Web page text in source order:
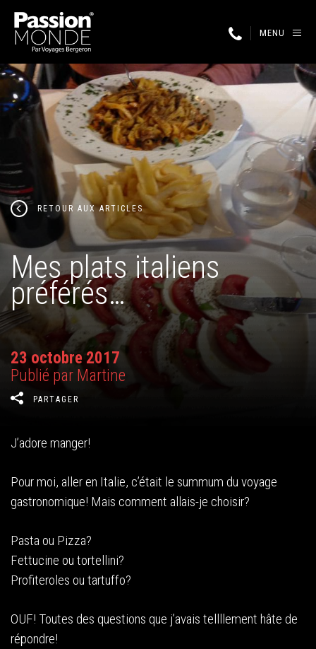
MENU
RETOUR AUX ARTICLES
Mes plats italiens
préférés…
23 octobre 2017
Publié par Martine
PARTAGER
J’adore manger!
Pour moi, aller en Italie, c’était le summum du voyage
gastronomique! Mais comment allais-je choisir?
Pasta ou Pizza?
Fettucine ou tortellini?
Profiteroles ou tartuffo?
OUF! Toutes des questions que j’avais tellllement hâte de
répondre!